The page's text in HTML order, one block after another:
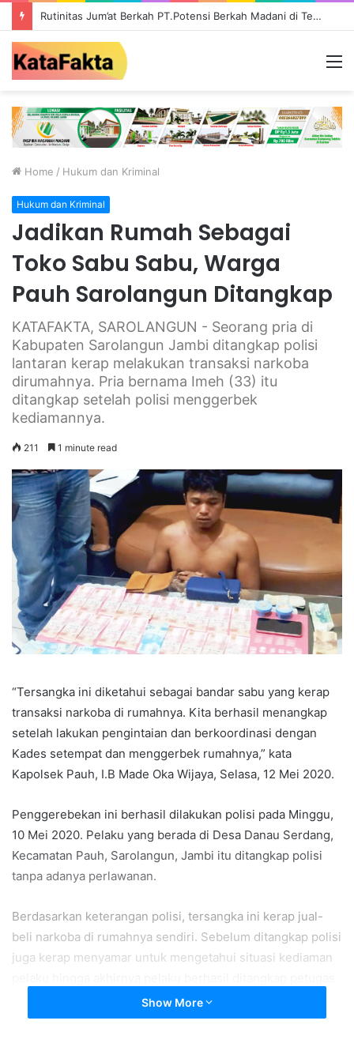
Rutinitas Jum’at Berkah PT.Potensi Berkah Madani di Tebo, Salurkan Bantuan ke Masyarakat
Home / Hukum dan Kriminal
Hukum dan Kriminal
Jadikan Rumah Sebagai
Toko Sabu Sabu, Warga
Pauh Sarolangun Ditangkap
KATAFAKTA, SAROLANGUN - Seorang pria di
Kabupaten Sarolangun Jambi ditangkap polisi
lantaran kerap melakukan transaksi narkoba
dirumahnya. Pria bernama Imeh (33) itu
ditangkap setelah polisi menggerbek
kediamannya.
211 1 minute read
“Tersangka ini diketahui sebagai bandar sabu yang kerap
transaksi narkoba di rumahnya. Kita berhasil menangkap
setelah lakukan pengintaian dan berkoordinasi dengan
Kades setempat dan menggerbek rumahnya,” kata
Kapolsek Pauh, I.B Made Oka Wijaya, Selasa, 12 Mei 2020.
Penggerebekan ini berhasil dilakukan polisi pada Minggu,
10 Mei 2020. Pelaku yang berada di Desa Danau Serdang,
Kecamatan Pauh, Sarolangun, Jambi itu ditangkap polisi
tanpa adanya perlawanan.
Berdasarkan keterangan polisi, tersangka ini kerap jual-
beli narkoba di rumahnya sendiri. Sebelum ditangkap polisi
juga kerap menyamar untuk mengetahui situasi kediaman
“Ketika kita anggap sudah aman untuk dilakukan
Show More